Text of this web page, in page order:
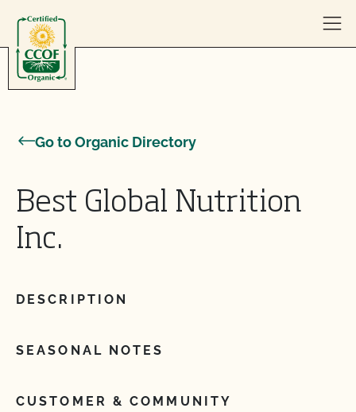
Go to Organic Directory
Best Global Nutrition
Inc.
DESCRIPTION
SEASONAL NOTES
CUSTOMER & COMMUNITY